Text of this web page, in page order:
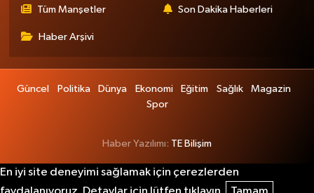
Tüm Manşetler Son Dakika Haberleri
Haber Arşivi
Güncel Politika Dünya Ekonomi Eğitim Sağlık
Magazin
Spor
Haber Yazılımı: TE Bilişim
En iyi site deneyimi sağlamak için çerezlerden